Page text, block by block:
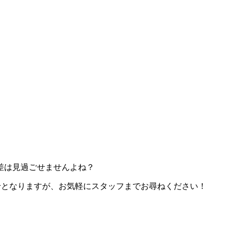
見過ごせませんよね？
なりますが、お気軽にスタッフまでお尋ねください！